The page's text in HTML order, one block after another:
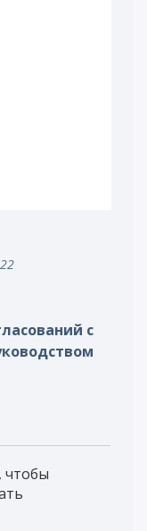
с
чтобы